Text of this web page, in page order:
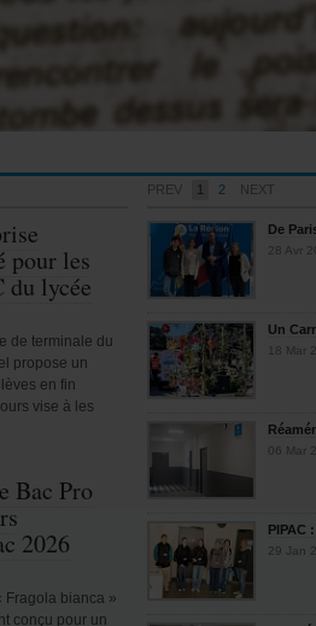
pour les
du lycée
de terminale du
propose un
en fin
vise à les
Bac Pro
2026
Fragola bianca »
conçu pour un
De
28 Avr
Un
18 Mar
06 Mar
PIPAC
29 Jan
PREV 1 2 NEXT